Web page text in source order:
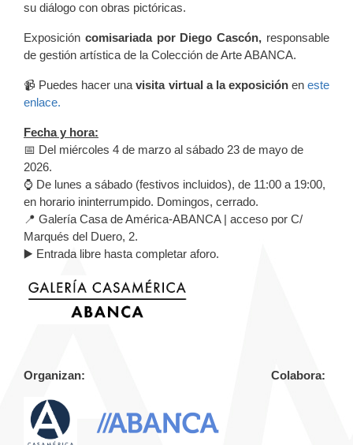
su diálogo con obras pictóricas.
Exposición comisariada por Diego Cascón, responsable
de gestión artística de la Colección de Arte ABANCA.
📹 Puedes hacer unavisita virtual a la exposición eneste
enlace.
Fecha y hora:
📅 Del miércoles 4 de marzo al sábado 23 de mayo de
2026.
⌚ De lunes a sábado (festivos incluidos), de 11:00 a 19:00,
en horario ininterrumpido. Domingos, cerrado.
📍 Galería Casa de América-ABANCA | acceso por C/
Marqués del Duero, 2.
▶️ Entrada libre hasta completar aforo.
Organizan: Colabora: